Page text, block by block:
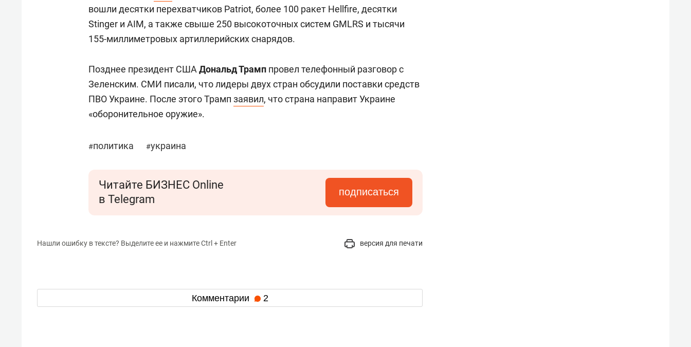
вошли десятки перехватчиков Patriot, более 100 ракет Hellfire, десятки
Stinger и AIM, а также свыше 250 высокоточных систем GMLRS и тысячи
155-миллиметровых артиллерийских снарядов.
Позднее президент США Дональд Трамп провел телефонный разговор с
Зеленским. СМИ писали, что лидеры двух стран обсудили поставки средств
ПВО Украине. После этого Трамп заявил, что страна направит Украине
«оборонительное оружие».
#политика #украина
Читайте БИЗНЕС Online
в Telegram
подписаться
Нашли ошибку в тексте? Выделите ее и нажмите Ctrl + Enter версия для печати
Комментарии 2